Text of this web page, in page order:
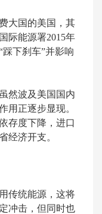
大国的美国，其
际能源署2015年
下刹车”并影响
然波及美国国内
用正逐步显现。
存度下降，进口
经济开支。
传统能源，这将
冲击，但同时也